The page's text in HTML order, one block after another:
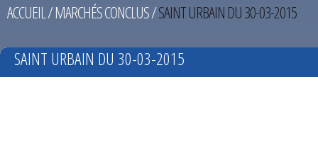
ACCUEIL/MARCHÉS CONCLUS/SAINT URBAIN DU 30-03-2015
SAINT URBAIN DU 30-03-2015